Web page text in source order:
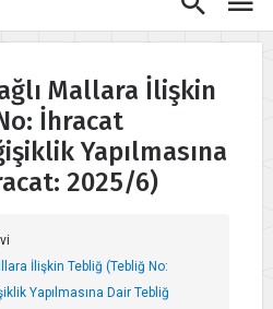
Mallara İlişkin
İhracat
Yapılmasına
2025/6)
İlişkin Tebliğ (Tebliğ No:
Yapılmasına Dair Tebliğ